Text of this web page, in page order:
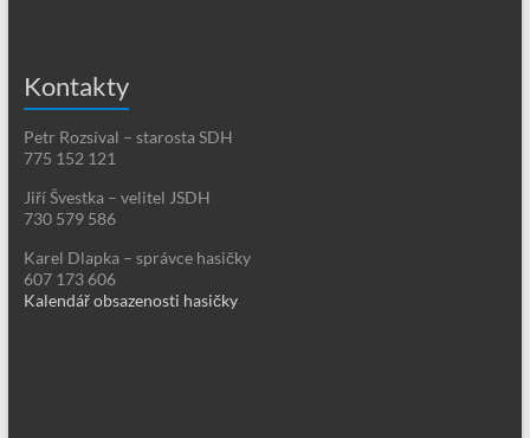
Kontakty
Petr Rozsíval – starosta SDH
775 152 121
Jiří Švestka – velitel JSDH
730 579 586
Karel Dlapka – správce hasičky
607 173 606
Kalendář obsazenosti hasičky